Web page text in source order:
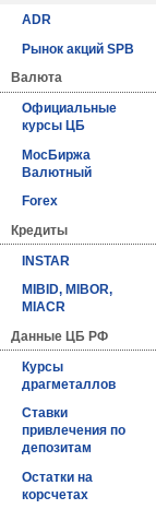
ADR
Рынок акций SPB
Валюта
Официальные
курсы ЦБ
МосБиржа
Валютный
Forex
Кредиты
INSTAR
MIBID, MIBOR,
MIACR
Данные ЦБ РФ
Курсы
драгметаллов
Ставки
привлечения по
депозитам
Остатки на
корсчетах